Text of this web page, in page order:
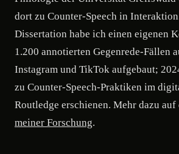
dort zu Counter-Speech in
Dissertation habe ich einen eigenen
1.200 annotierten Gegenrede-Fällen
Instagram und TikTok aufgebaut;
zu Counter-Speech-Praktiken im
Routledge erschienen. Mehr dazu auf
meiner Forschung.